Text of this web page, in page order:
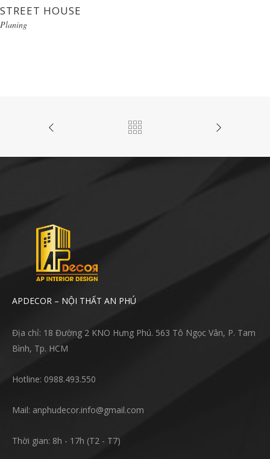
STREET HOUSE
Planing
APDECOR – NỘI THẤT AN PHÚ
Địa chỉ: 18 Đường 2 KNO Hưng Phú. 563 Tô Ngọc Vân, P. Tam
Bình, Tp. HCM
Hotline: 0988.493.550
Mail: anphudecor.info@gmail.com
Thời gian: 8h - 17h (T2 - T7)